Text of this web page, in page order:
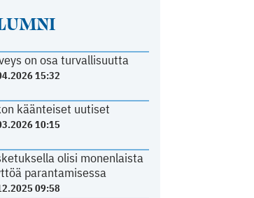
on osa turvallisuutta
15:32
käänteiset uutiset
10:15
olisi monenlaista
parantamisessa
09:58